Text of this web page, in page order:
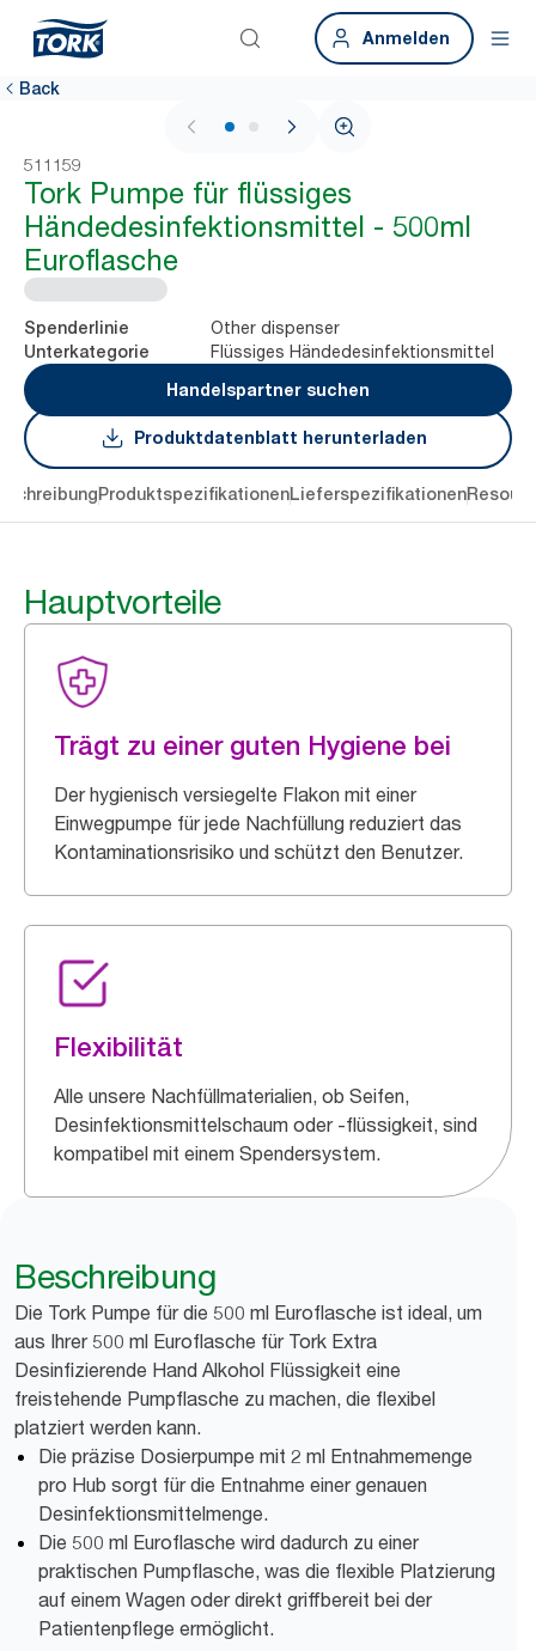
Anmelden
Back
1 / 2
511159
Tork Pumpe für flüssiges
Händedesinfektionsmittel - 500ml
Euroflasche
Spenderlinie Other dispenser
Unterkategorie
Flüssiges Händedesinfektionsmittel
Handelspartner suchen
Produktdatenblatt herunterladen
ProduktspezifikationenLieferspezifikationen
Hauptvorteile
Trägt zu einer guten Hygiene bei
Der hygienisch versiegelte Flakon mit einer
Einwegpumpe für jede Nachfüllung reduziert das
Kontaminationsrisiko und schützt den Benutzer.
Flexibilität
Alle unsere Nachfüllmaterialien, ob Seifen,
Desinfektionsmittelschaum oder -flüssigkeit, sind
kompatibel mit einem Spendersystem.
Beschreibung
Die Tork Pumpe für die 500 ml Euroflasche ist ideal, um
aus Ihrer 500 ml Euroflasche für Tork Extra
Desinfizierende Hand Alkohol Flüssigkeit eine
freistehende Pumpflasche zu machen, die flexibel
platziert werden kann.
Die präzise Dosierpumpe mit 2 ml Entnahmemenge
pro Hub sorgt für die Entnahme einer genauen
Desinfektionsmittelmenge.
Die 500 ml Euroflasche wird dadurch zu einer
praktischen Pumpflasche, was die flexible Platzierung
auf einem Wagen oder direkt griffbereit bei der
Patientenpflege ermöglicht.